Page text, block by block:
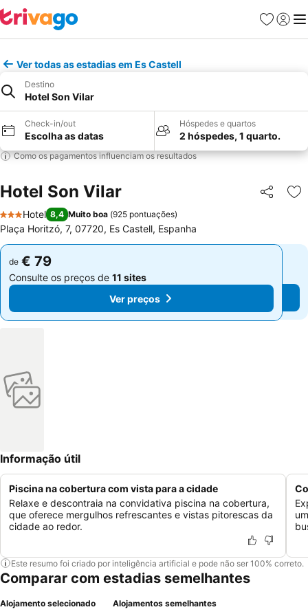
Favoritos
Iniciar
Ver todas as estadias em Es Castell
Destino
Hotel Son Vilar
Check-in/out
Escolha as datas
Hóspedes e quartos
2 hóspedes, 1 quarto.
Como os pagamentos influenciam os resultados
Hotel Son Vilar Partilhar
3 Estrelas
Hotel 8,4 Muito boa (925 pontuações)
Plaça Horitzó, 7, 07720, Es Castell, Espanha
de € 79
Consulte os preços de 11 sites
Ver preços
de € 79
Consulte os preços de 11 sites
Ver preços
Informação útil
Piscina na cobertura com vista para a cidade
Relaxe e descontraia na convidativa piscina na cobertura,
que oferece mergulhos refrescantes e vistas pitorescas da
cidade ao redor.
Este resumo foi criado por inteligência artificial e pode não ser 100% correto.
Comparar com estadias semelhantes
Alojamento selecionado Alojamentos semelhantes